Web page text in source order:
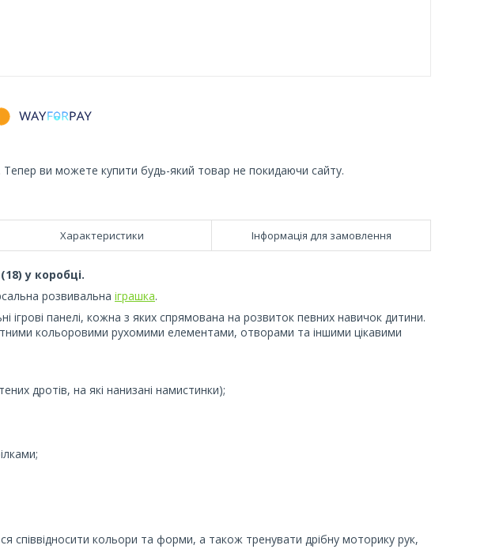
Тепер ви можете купити будь-який товар не покидаючи сайту.
Характеристики Інформація для замовлення
у коробці.
розвивальна іграшка.
ігрові панелі, кожна з яких спрямована на розвиток певних навичок дитини.
кольоровими рухомими елементами, отворами та іншими цікавими
дротів, на які нанизані намистинки);
співвідносити кольори та форми, а також тренувати дрібну моторику рук,